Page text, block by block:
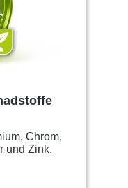
Chrom,
und Zink.